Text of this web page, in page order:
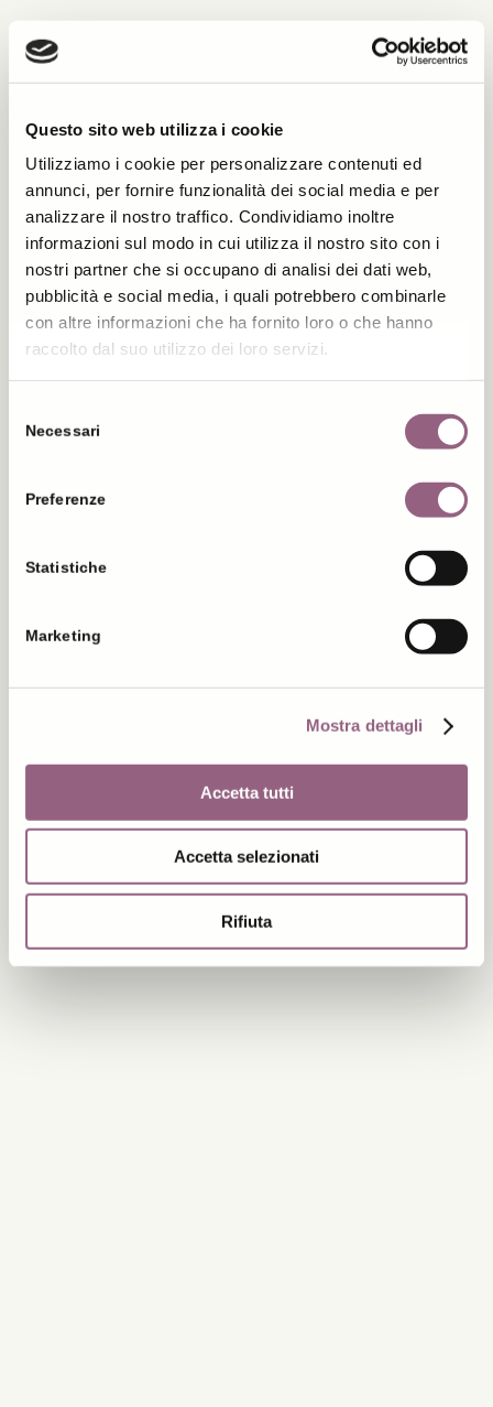
Questo sito web utilizza i cookie
Utilizziamo i cookie per personalizzare contenuti ed
annunci, per fornire funzionalità dei social media e per
analizzare il nostro traffico. Condividiamo inoltre
informazioni sul modo in cui utilizza il nostro sito con i
nostri partner che si occupano di analisi dei dati web,
pubblicità e social media, i quali potrebbero combinarle
con altre informazioni che ha fornito loro o che hanno
raccolto dal suo utilizzo dei loro servizi.
delNecessari
Preferenze
Statistiche
Marketing
Mostra dettagli
Accetta tutti
Accetta selezionati
Rifiuta